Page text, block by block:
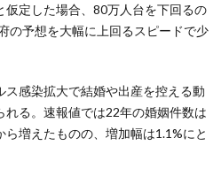
定した場合、80万人台を下回るの
の予想を大幅に上回るスピードで少
感染拡大で結婚や出産を控える動
れる。速報値では22年の婚姻件数は
増えたものの、増加幅は1.1%にと